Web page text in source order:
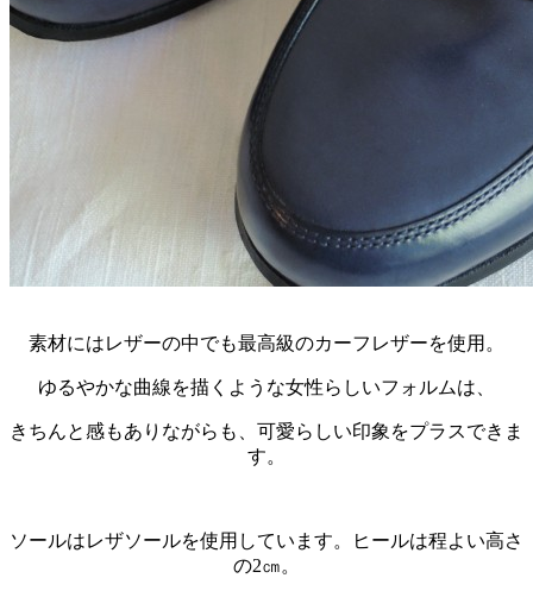
素材にはレザーの中でも最高級のカーフレザーを使用。
ゆるやかな曲線を描くような女性らしいフォルムは、
きちんと感もありながらも、可愛らしい印象をプラスできま
す。
ソールはレザソールを使用しています。ヒールは程よい高さ
の2㎝。